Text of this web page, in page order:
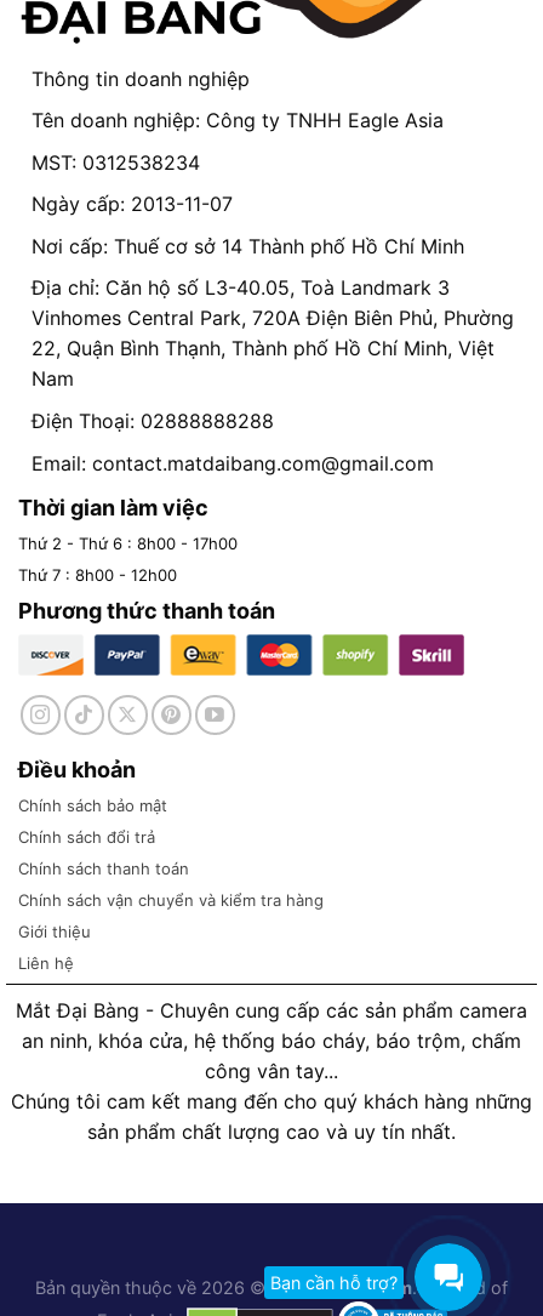
Thông tin doanh nghiệp
Tên doanh nghiệp: Công ty TNHH Eagle Asia
MST: 0312538234
Ngày cấp: 2013-11-07
Nơi cấp: Thuế cơ sở 14 Thành phố Hồ Chí Minh
Địa chỉ: Căn hộ số L3-40.05, Toà Landmark 3
Vinhomes Central Park, 720A Điện Biên Phủ, Phường
22, Quận Bình Thạnh, Thành phố Hồ Chí Minh, Việt
Nam
Điện Thoại: 02888888288
Email: contact.matdaibang.com@gmail.com
Thời gian làm việc
Thứ 2 - Thứ 6 : 8h00 - 17h00
Thứ 7 : 8h00 - 12h00
Phương thức thanh toán
Điều khoản
Chính sách bảo mật
Chính sách đổi trả
Chính sách thanh toán
Chính sách vận chuyển và kiểm tra hàng
Giới thiệu
Liên hệ
Mắt Đại Bàng - Chuyên cung cấp các sản phẩm camera
an ninh, khóa cửa, hệ thống báo cháy, báo trộm, chấm
công vân tay...
Chúng tôi cam kết mang đến cho quý khách hàng những
sản phẩm chất lượng cao và uy tín nhất.
Bạn cần hỗ trợ?
Bản quyền thuộc về 2026 © Matdaibang.com. A brand of